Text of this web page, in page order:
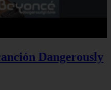
Dangerously